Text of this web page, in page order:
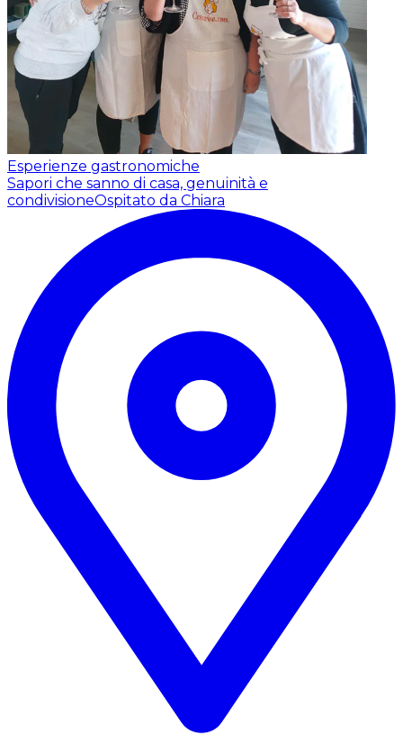
Esperienze gastronomiche
Sapori che sanno di casa, genuinità e
condivisioneOspitato da Chiara